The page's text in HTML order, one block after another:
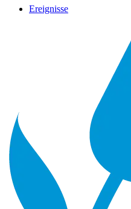
Ereignisse